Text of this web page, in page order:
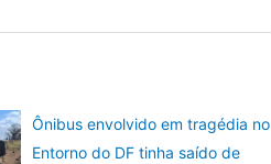
Ônibus envolvido em tragédia no
Entorno do DF tinha saído de